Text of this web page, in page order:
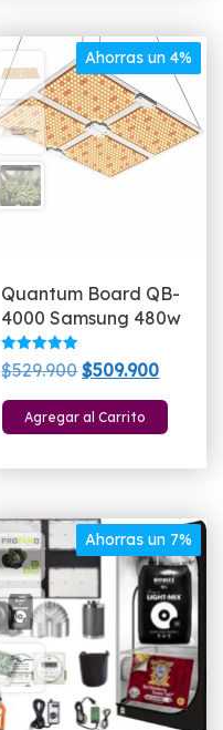
Ahorras un 4%
Quantum Board QB-
4000 Samsung 480w
Valorado
con
de 5
$529.900El
precio
original
$509.900El
precio
actual
Agregar al Carrito
Ahorras un 7%